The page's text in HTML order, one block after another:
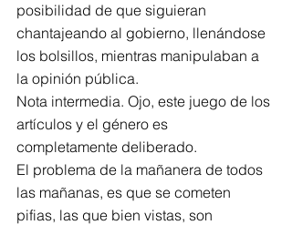
posibilidad de que siguieran
chantajeando al gobierno, llenándose
los bolsillos, mientras manipulaban a
la opinión pública.
Nota intermedia. Ojo, este juego de los
artículos y el género es
completamente deliberado.
El problema de la mañanera de todos
las mañanas, es que se cometen
pifias, las que bien vistas, son